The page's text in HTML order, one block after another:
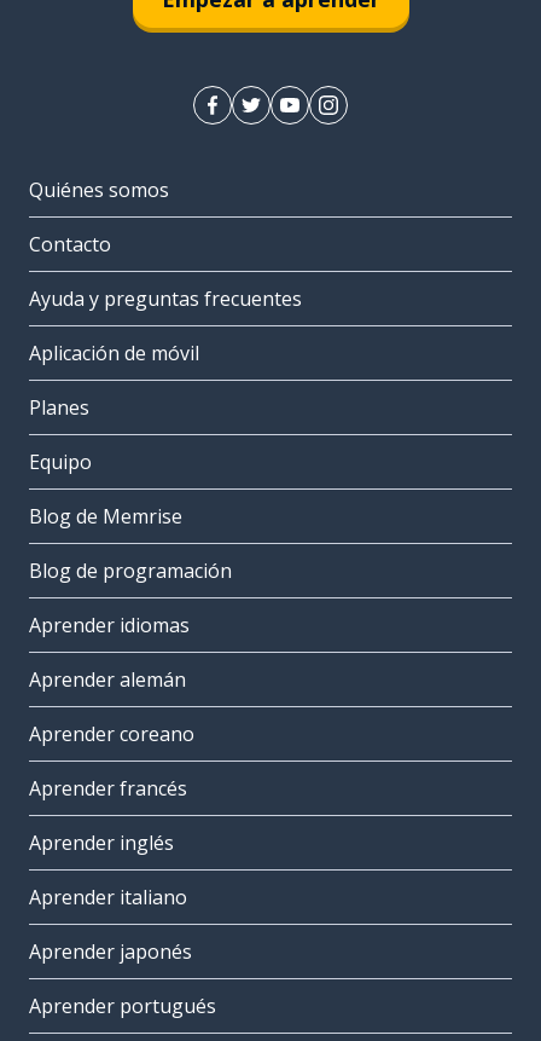
Quiénes somos
Contacto
Ayuda y preguntas frecuentes
Aplicación de móvil
Planes
Equipo
Blog de Memrise
Blog de programación
Aprender idiomas
Aprender alemán
Aprender coreano
Aprender francés
Aprender inglés
Aprender italiano
Aprender japonés
Aprender portugués